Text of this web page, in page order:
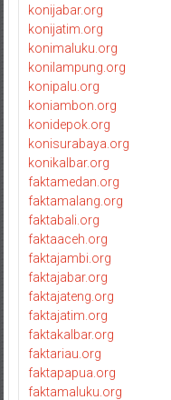
konijabar.org
konijatim.org
konimaluku.org
konilampung.org
konipalu.org
koniambon.org
konidepok.org
konisurabaya.org
konikalbar.org
faktamedan.org
faktamalang.org
faktabali.org
faktaaceh.org
faktajambi.org
faktajabar.org
faktajateng.org
faktajatim.org
faktakalbar.org
faktariau.org
faktapapua.org
faktamaluku.org